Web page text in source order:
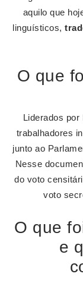
aquilo que
linguísticos,
O que
Liderados
trabalhadores
junto ao
Nesse
do voto
voto
O que
e